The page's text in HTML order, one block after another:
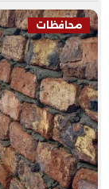
محافظات